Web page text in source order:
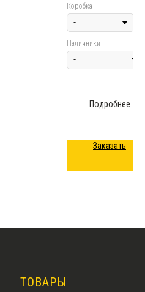
Коробка
Наличники
Подробнее
Заказать
ТОВАРЫ